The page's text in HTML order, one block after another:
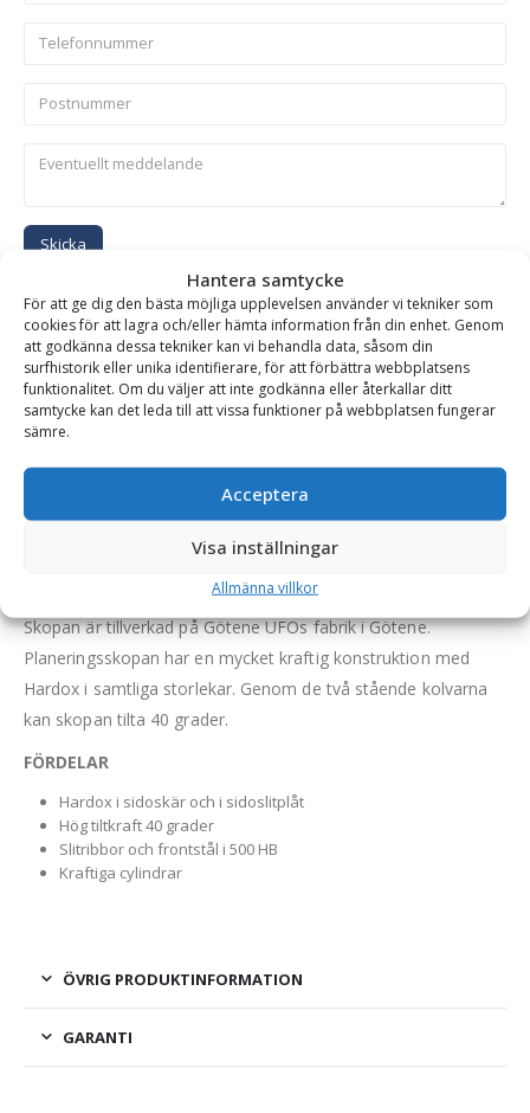
Hantera samtycke
För att ge dig den bästa möjliga upplevelsen använder vi tekniker som
cookies för att lagra och/eller hämta information från din enhet. Genom
att godkänna dessa tekniker kan vi behandla data, såsom din
surfhistorik eller unika identifierare, för att förbättra webbplatsens
funktionalitet. Om du väljer att inte godkänna eller återkallar ditt
samtycke kan det leda till att vissa funktioner på webbplatsen fungerar
sämre.
Acceptera
Visa inställningar
Allmänna villkor
Skicka
Se alla produkter inom samma kategori
Hydrauliska Planeringsskopor
BESKRIVNING
Planeringsskopa HD – hydraulisk, fäste SMP 155, volym
2600 liter, bredd 2000 mm
Hydraulisk planeringsskopa i HD-utförande av högsta kvalitet.
Skopan är tillverkad på Götene UFOs fabrik i Götene.
Planeringsskopan har en mycket kraftig konstruktion med
Hardox i samtliga storlekar. Genom de två stående kolvarna
kan skopan tilta 40 grader.
FÖRDELAR
Hardox i sidoskär och i sidoslitplåt
Hög tiltkraft 40 grader
Slitribbor och frontstål i 500 HB
Kraftiga cylindrar
ÖVRIG PRODUKTINFORMATION
GARANTI